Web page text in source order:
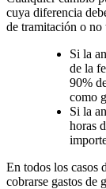
cuya diferencia
de tramitación o
Si la
de la
90%
como
Si la
horas
En todos los casos
cobrarse gastos de